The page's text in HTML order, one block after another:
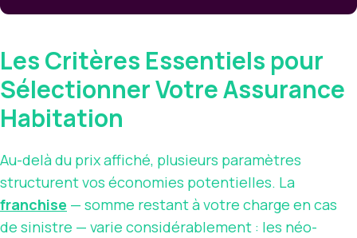
Les Critères Essentiels pour
Sélectionner Votre Assurance
Habitation
Au-delà du prix affiché, plusieurs paramètres
structurent vos économies potentielles. La
franchise — somme restant à votre charge en cas
de sinistre — varie considérablement : les néo-